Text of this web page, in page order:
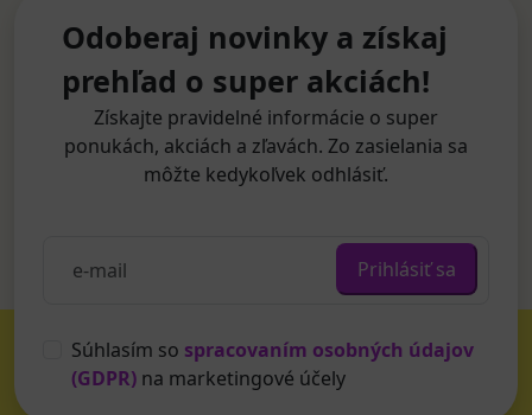
Odoberaj novinky a získaj
prehľad o super akciách!
Získajte pravidelné informácie o super
ponukách, akciách a zľavách. Zo zasielania sa
môžte kedykoľvek odhlásiť.
Prihlásiť sa
Súhlasím so spracovaním osobných údajov
(GDPR) na marketingové účely